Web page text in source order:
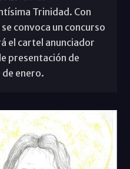
Trinidad. Con
convoca un concurso
el cartel anunciador
presentación de
de enero.